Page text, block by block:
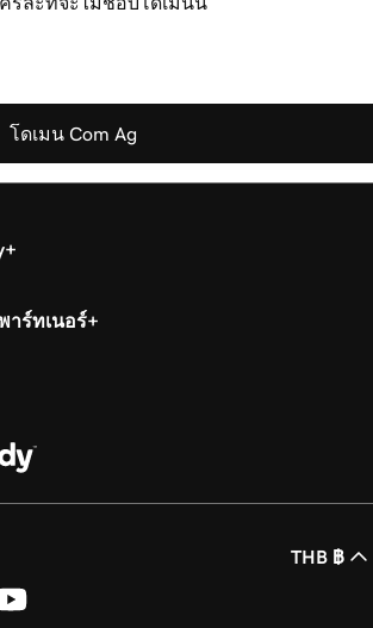
โดเมน Com Ag
าร์ทเนอร์
THB ฿